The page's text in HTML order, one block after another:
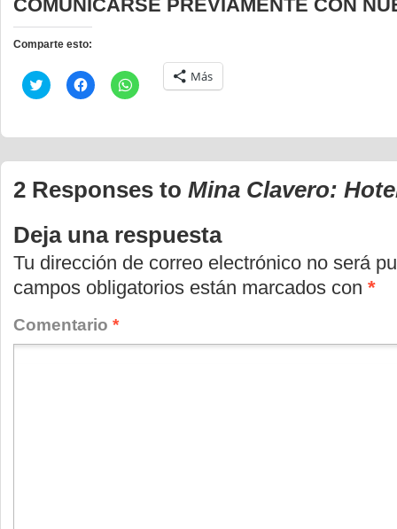
COMUNICARSE PREVIAMENTE CON
Comparte esto:
Haz
clic
Twitter
abre
una
ventana
Haz
clic
Facebook
abre
una
ventana
Haz
clic
WhatsApp
abre
una
ventana
Más
2 Responses to Mina Clavero:
Deja una respuesta
Tu dirección de correo electrónico no será
campos obligatorios están marcados con *
Comentario *